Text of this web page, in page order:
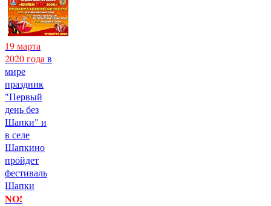
19 марта
2020 года в
мире
праздник
"Первый
день без
Шапки" и
в селе
Шапкино
пройдет
фестиваль
Шапки
NO!